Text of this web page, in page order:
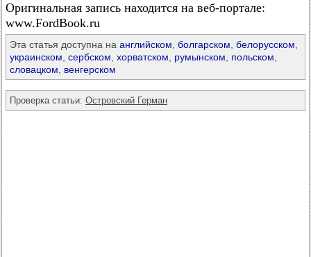
Оригинальная запись находится на веб-портале:
www.FordBook.ru
Эта статья доступна на английском болгарском белорусском
украинском сербском хорватском румынском польском
словацком
венгерском
Проверка статьи: Островский Герман